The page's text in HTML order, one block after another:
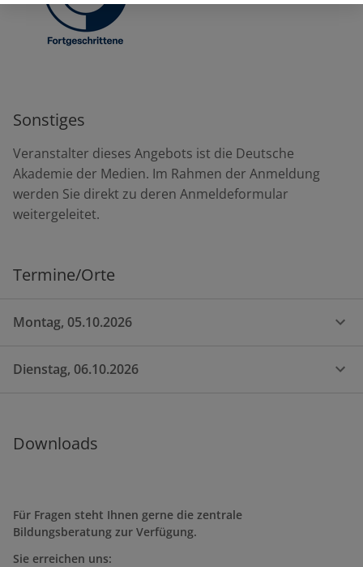
Sonstiges
Veranstalter dieses Angebots ist die Deutsche
Akademie der Medien. Im Rahmen der Anmeldung
werden Sie direkt zu deren Anmeldeformular
weitergeleitet.
Termine/Orte
Montag, 05.10.2026
Dienstag, 06.10.2026
Downloads
Für Fragen steht Ihnen gerne die zentrale
Bildungsberatung zur Verfügung.
Sie erreichen uns: